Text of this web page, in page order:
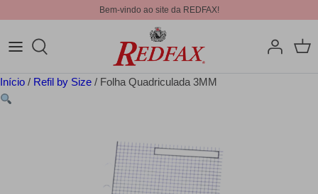
Bem-vindo ao site da REDFAX!
Início / Refil by Size / Folha Quadriculada 3MM